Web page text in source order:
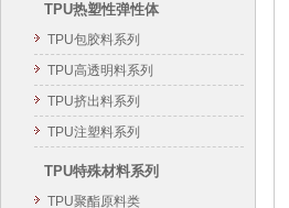
TPU热塑性弹性体
TPU包胶料系列
TPU高透明料系列
TPU挤出料系列
TPU注塑料系列
TPU特殊材料系列
TPU聚酯原料类